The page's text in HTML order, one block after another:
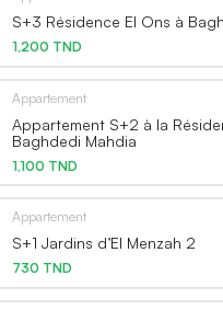
S+3 Résidence El Ons à
1,200 TND
Appartement
Appartement S+2 à la
Baghdedi Mahdia
1,100 TND
Appartement
S+1 Jardins d’El Menzah 2
730 TND